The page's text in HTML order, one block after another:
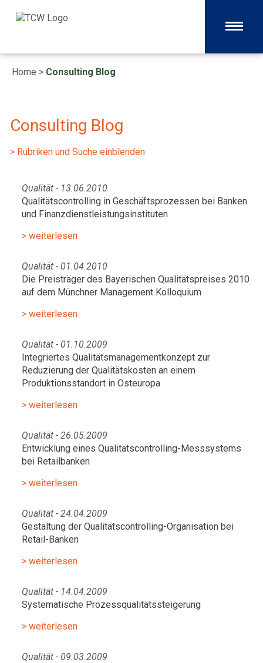
Home > Consulting Blog
Consulting Blog
> Rubriken und Suche einblenden
Qualität - 13.06.2010
Qualitätscontrolling in Geschäftsprozessen bei Banken
und Finanzdienstleistungsinstituten
> weiterlesen
Qualität - 01.04.2010
Die Preisträger des Bayerischen Qualitätspreises 2010
auf dem Münchner Management Kolloquium
> weiterlesen
Qualität - 01.10.2009
Integriertes Qualitätsmanagementkonzept zur
Reduzierung der Qualitätskosten an einem
Produktionsstandort in Osteuropa
> weiterlesen
Qualität - 26.05.2009
Entwicklung eines Qualitätscontrolling-Messsystems
bei Retailbanken
> weiterlesen
Qualität - 24.04.2009
Gestaltung der Qualitätscontrolling-Organisation bei
Retail-Banken
> weiterlesen
Qualität - 14.04.2009
Systematische Prozessqualitätssteigerung
> weiterlesen
Qualität - 09.03.2009